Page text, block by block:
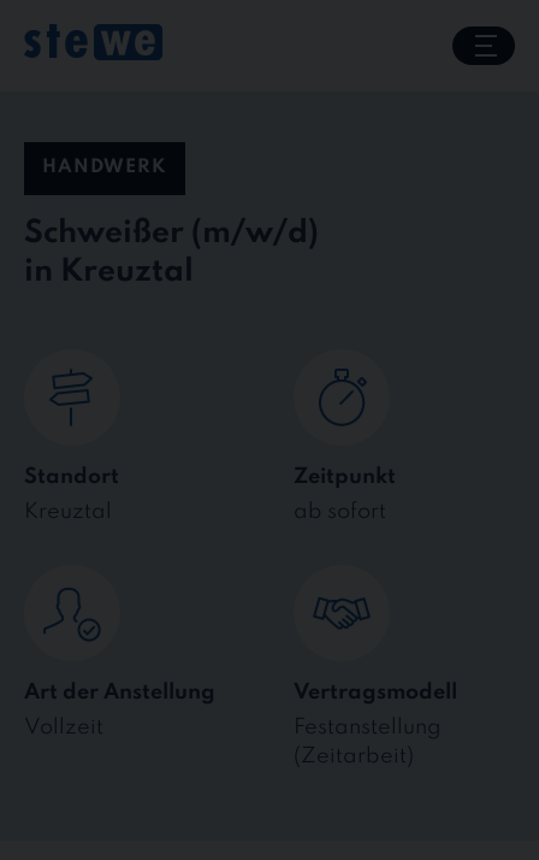
content
HANDWERK
Schweißer
in Kreuztal
Standort
Kreuztal
Zeitpunkt
ab sofort
Art der Anstellung
Vollzeit
Vertragsmodell
Festanstellung
(Zeitarbeit)